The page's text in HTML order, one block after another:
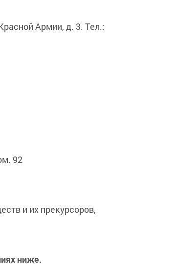
Армии, д. 3. Тел.:
92
и их прекурсоров,
ниже.